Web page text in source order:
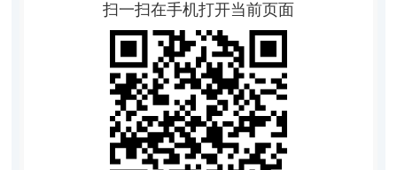
扫一扫在手机打开当前页面